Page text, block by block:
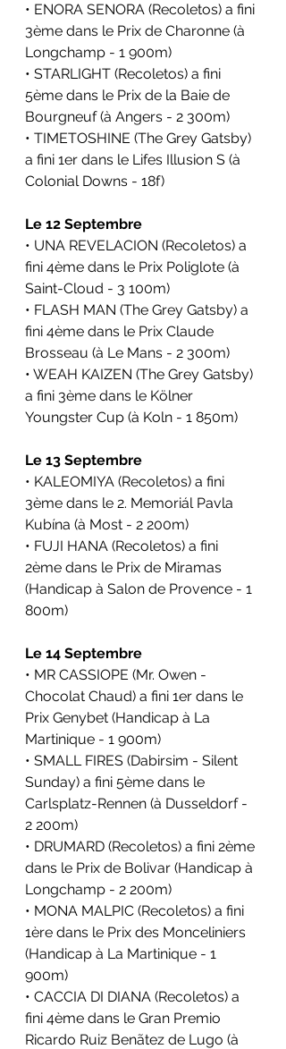
• ENORA SENORA (Recoletos) a fini
3ème dans le Prix de Charonne (à
Longchamp - 1 900m)
• STARLIGHT (Recoletos) a fini
5ème dans le Prix de la Baie de
Bourgneuf (à Angers - 2 300m)
• TIMETOSHINE (The Grey Gatsby)
a fini 1er dans le Lifes Illusion S (à
Colonial Downs - 18f)
Le 12 Septembre
• UNA REVELACION (Recoletos) a
fini 4ème dans le Prix Poliglote (à
Saint-Cloud - 3 100m)
• FLASH MAN (The Grey Gatsby) a
fini 4ème dans le Prix Claude
Brosseau (à Le Mans - 2 300m)
• WEAH KAIZEN (The Grey Gatsby)
a fini 3ème dans le Kölner
Youngster Cup (à Koln - 1 850m)
Le 13 Septembre
• KALEOMIYA (Recoletos) a fini
3ème dans le 2. Memoriál Pavla
Kubína (à Most - 2 200m)
• FUJI HANA (Recoletos) a fini
2ème dans le Prix de Miramas
(Handicap à Salon de Provence - 1
800m)
Le 14 Septembre
• MR CASSIOPE (Mr. Owen -
Chocolat Chaud) a fini 1er dans le
Prix Genybet (Handicap à La
Martinique - 1 900m)
• SMALL FIRES (Dabirsim - Silent
Sunday) a fini 5ème dans le
Carlsplatz-Rennen (à Dusseldorf -
2 200m)
• DRUMARD (Recoletos) a fini 2ème
dans le Prix de Bolivar (Handicap à
Longchamp - 2 200m)
• MONA MALPIC (Recoletos) a fini
1ère dans le Prix des Monceliniers
(Handicap à La Martinique - 1
900m)
• CACCIA DI DIANA (Recoletos) a
fini 4ème dans le Gran Premio
Ricardo Ruiz Benãtez de Lugo (à